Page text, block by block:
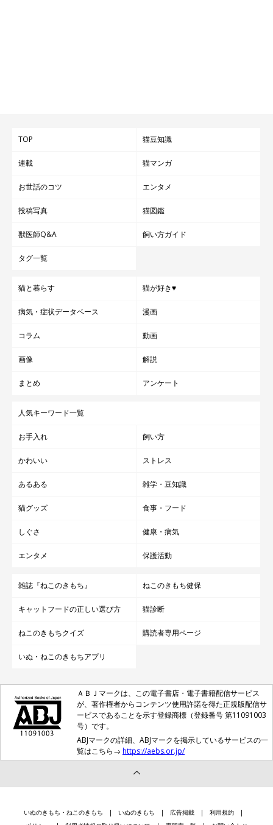
TOP 猫豆知識
連載 猫マンガ
お世話のコツ エンタメ
投稿写真 猫図鑑
獣医師Q&A 飼い方ガイド
タグ一覧
猫と暮らす 猫が好き♥
病気・症状データベース 漫画
コラム 動画
画像 解説
まとめ アンケート
人気キーワード一覧
お手入れ 飼い方
かわいい ストレス
あるある 雑学・豆知識
猫グッズ 食事・フード
しぐさ 健康・病気
エンタメ 保護活動
雑誌『ねこのきもち』 ねこのきもち健保
キャットフードの正しい選び方 猫診断
ねこのきもちクイズ 購読者専用ページ
いぬ・ねこのきもちアプリ
ＡＢＪマークは、この電子書店・電子書籍配信サービス
が、著作権者からコンテンツ使用許諾を得た正規版配信サ
ービスであることを示す登録商標（登録番号 第11091003
号）です。
ABJマークの詳細、ABJマークを掲示しているサービスの一
覧はこちら→ https://aebs.or.jp/
いぬのきもち・ねこのきもち いぬのきもち 広告掲載
利用規約